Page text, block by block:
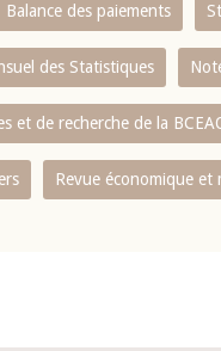
Balance des paiements
des Statistiques
et de recherche de la
Revue économique et